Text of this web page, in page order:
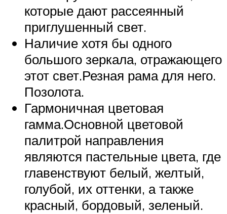
которые дают рассеянный
приглушенный свет.
Наличие хотя бы одного
большого зеркала, отражающего
этот свет.Резная рама для него.
Позолота.
Гармоничная цветовая
гамма.Основной цветовой
палитрой направления
являются пастельные цвета, где
главенствуют белый, желтый,
голубой, их оттенки, а также
красный, бордовый, зеленый.